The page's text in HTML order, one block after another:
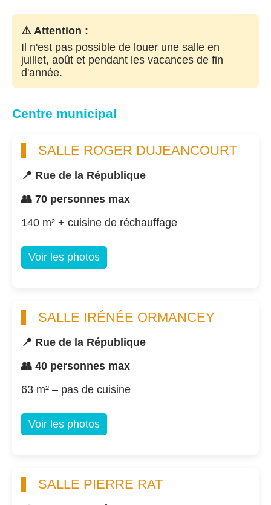
⚠️ Attention :
Il n'est pas possible de louer une salle en
juillet, août et pendant les vacances de fin
d'année.
Centre municipal
SALLE ROGER DUJEANCOURT
📍 Rue de la République
👥 70 personnes max
140 m² + cuisine de réchauffage
Voir les photos
SALLE IRÉNÉE ORMANCEY
📍 Rue de la République
👥 40 personnes max
63 m² – pas de cuisine
Voir les photos
SALLE PIERRE RAT